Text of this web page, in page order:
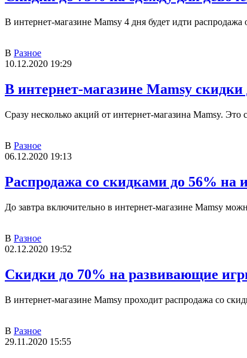
В интернет-магазине Mamsy 4 дня будет идти
В Разное
10.12.2020 19:29
В интернет-магазине Mamsy
Сразу несколько акций от интернет-магазина Mamsy.
В Разное
06.12.2020 19:13
Распродажа со скидками до 56% на
До завтра включительно в интернет-магазине Mamsy
В Разное
02.12.2020 19:52
Скидки до 70% на развивающие
В интернет-магазине Mamsy проходит распродажа со
В Разное
29.11.2020 15:55